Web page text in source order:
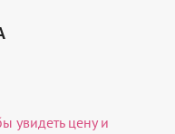
увидеть цену и